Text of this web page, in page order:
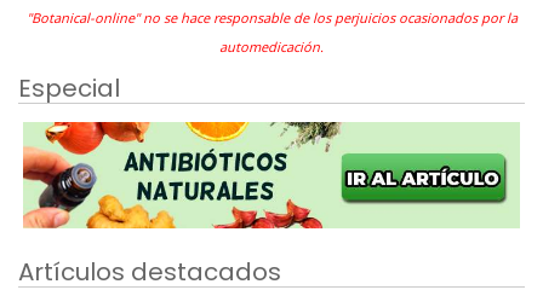
"Botanical-online" no se hace responsable de los perjuicios ocasionados por la
automedicación.
Especial
Artículos destacados